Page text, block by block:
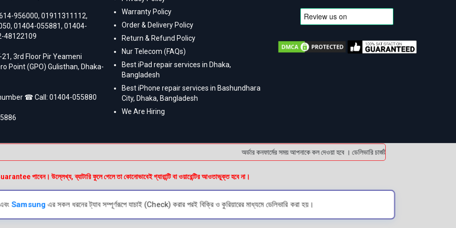
956000,01911311112,
,01404-055881,01404-
48122109
21, 3rd Floor Pir Yeameni
Point (GPO) Gulisthan, Dhaka-
☎ Call:01404-055880
Warranty Policy
Order & Delivery Policy
Return & Refund Policy
Nur Telecom (FAQs)
Best iPad repair services in Dhaka,
Bangladesh
Best iPhone repair services in Bashundhara
City, Dhaka, Bangladesh
We Are Hiring
অর্ডার কনফার্মের সময় আপনাকে কল দেওয়া হবে । ডেলিভারি চার্জটা অগ্রিম (bKash/Nagad:
পাবেন। উল্লেখ্য, ব্যাটারি ফুলে গেলে তা কোনোভাবেই গ্যারান্টি বা ওয়ারেন্টির আওতাভুক্ত হবে না।
Samsungএর সকল ধরনের ট্যাব সম্পূর্ণরূপে যাচাই (Check) করার পরই বিক্রি ও কুরিয়ারের মাধ্যমে ডেলিভারি করা হয়।